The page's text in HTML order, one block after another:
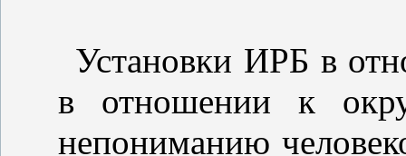
Установки ИРБ в
в отношении к
непониманию